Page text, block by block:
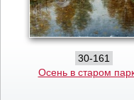
30-161
Осень в старом